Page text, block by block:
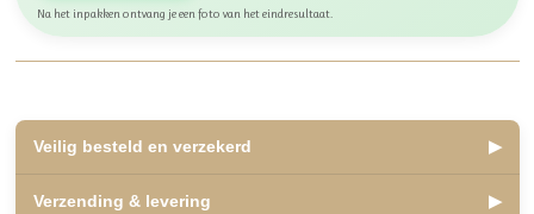
Na het inpakken ontvang je een foto van het eindresultaat.
Veilig besteld en verzekerd ▶
✅ Veilig betalen met iDEAL, Bancontact en Klarna
Verzending & levering ▶